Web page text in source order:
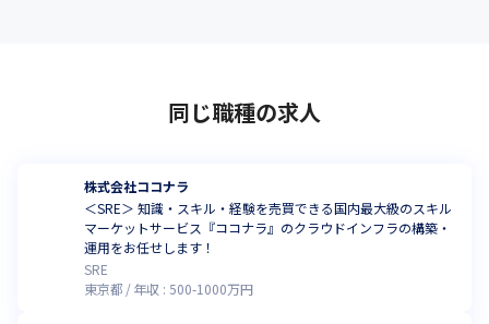
同じ職種の求人
株式会社ココナラ
＜SRE＞ 知識・スキル・経験を売買できる国内最大級のスキル
マーケットサービス『ココナラ』のクラウドインフラの構築・
運用をお任せします！
SRE
東京都
年収 :500-1000万円